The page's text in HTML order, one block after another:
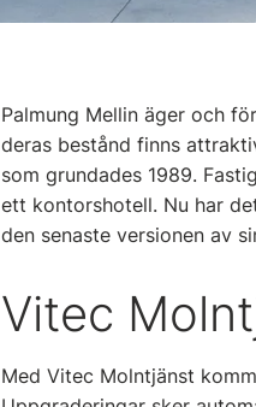
Palmung Mellin äger och
deras bestånd finns
som grundades 1989.
ett kontorshotell. Nu har
den senaste versionen av
Vitec
Med Vitec Molntjänst